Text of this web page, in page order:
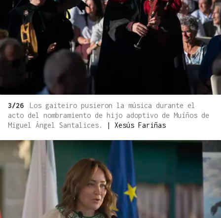
3/26
Los gaiteiro pusieron la música durante el
acto del nombramiento de hijo adoptivo de Muíños de
Miguel Ángel Santalices.
| Xesús Fariñas